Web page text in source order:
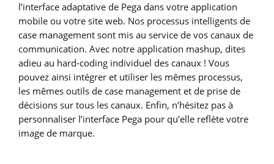
l’interface adaptative de Pega dans votre application
mobile ou votre site web. Nos processus intelligents de
case management sont mis au service de vos canaux de
communication. Avec notre application mashup, dites
adieu au hard-coding individuel des canaux ! Vous
pouvez ainsi intégrer et utiliser les mêmes processus,
les mêmes outils de case management et de prise de
décisions sur tous les canaux. Enfin, n’hésitez pas à
personnaliser l’interface Pega pour qu’elle reflète votre
image de marque.